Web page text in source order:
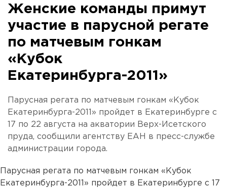
Женские команды примут
участие в парусной регате
по матчевым гонкам
«Кубок
Екатеринбурга-2011»
Парусная регата по матчевым гонкам «Кубок
Екатеринбурга-2011» пройдет в Екатеринбурге с
17 по 22 августа на акватории Верх-Исетского
пруда, сообщили агентству ЕАН в пресс-службе
администрации города.
Парусная регата по матчевым гонкам «Кубок
Екатеринбурга-2011» пройдет в Екатеринбурге с 17